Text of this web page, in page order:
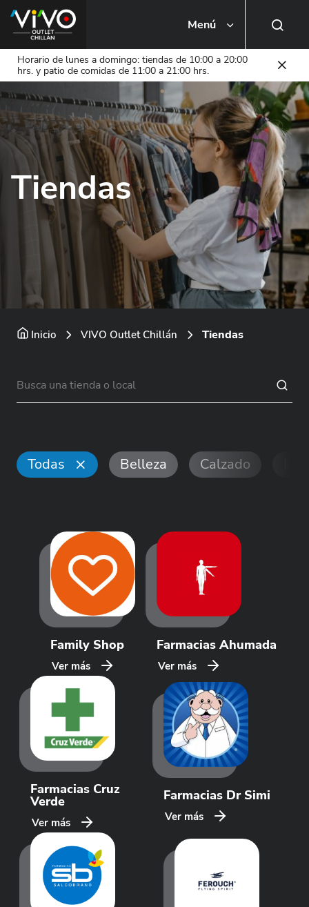
Menú
Busca una tienda o local
Horario de lunes a domingo: tiendas de 10:00 a 20:00
hrs. y patio de comidas de 11:00 a 21:00 hrs.
Tiendas
Inicio VIVO Outlet Chillán Tiendas
Todas Belleza Calzado
Family Shop
Ver más
Farmacias Ahumada
Ver más
Farmacias Cruz
Verde
Ver más
Farmacias Dr Simi
Ver más